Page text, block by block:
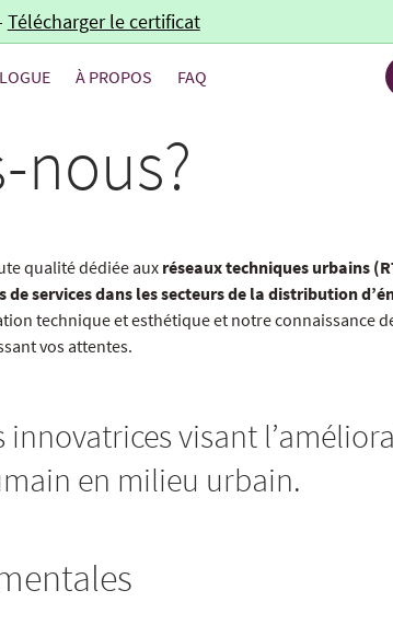
Télécharger le certificat
À PROPOS FAQ
nous?
qualité dédiée aux réseaux techniques urbains
services dans les secteurs de la distribution
technique et esthétique et notre connaissance
vos attentes.
visant
en milieu urbain.